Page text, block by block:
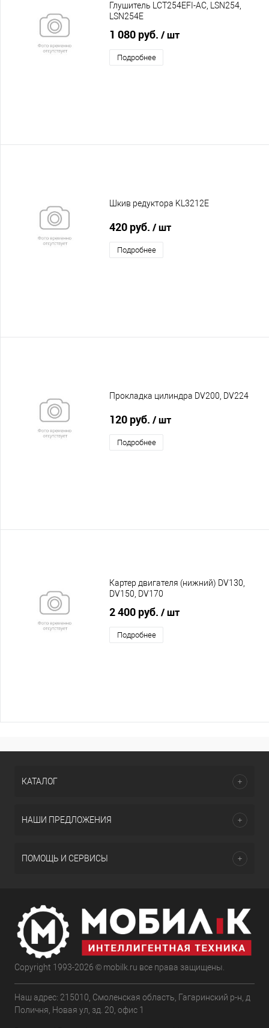
Глушитель LCT254EFI-AC, LSN254,
LSN254E
1 080 руб. / шт
Подробнее
Шкив редуктора KL3212E
420 руб. / шт
Подробнее
Прокладка цилиндра DV200, DV224
120 руб. / шт
Подробнее
Картер двигателя (нижний) DV130,
DV150, DV170
2 400 руб. / шт
Подробнее
КАТАЛОГ
НАШИ ПРЕДЛОЖЕНИЯ
ПОМОЩЬ И СЕРВИСЫ
Copyright 1993-2026 © mobilk.ru все права защищены.
Наш адрес: 215010, Смоленская область, Гагаринский р-н, д
Поличня, Новая ул, зд. 20, офис 1